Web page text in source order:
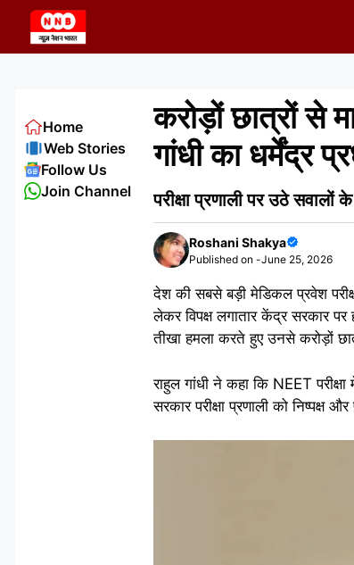
content
करोड़ों छात्रों से
गांधी का धर्मेंद्र
परीक्षा प्रणाली पर उठे
Roshani Shakya
Published on -June 25, 2026
देश की सबसे बड़ी मेडिकल प्रवेश
लेकर विपक्ष लगातार केंद्र सरकार पर
तीखा हमला करते हुए उनसे करोड़ों
राहुल गांधी ने कहा कि NEET
सरकार परीक्षा प्रणाली को निष्पक्ष
Home
Web Stories
Follow Us
Join Channel